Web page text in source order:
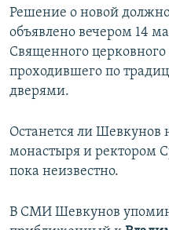
Решение о новой
объявлено вечером 14
Священного
проходившего по
дверями.
Останется ли Шевкунов
монастыря и ректором
пока неизвестно.
В СМИ Шевкунов